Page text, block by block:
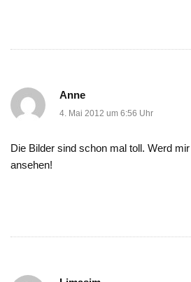
Anne
4. Mai 2012 um 6:56 Uhr
Die Bilder sind schon mal toll. Werd
ansehen!